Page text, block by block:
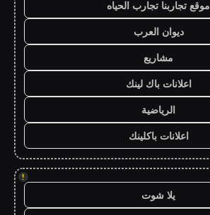
موقع تجاربنا تجارب الحياه
ديوان العرب
مشاريع
اعلانات باك لينك
الرياضية
اعلانات باكلينك
!
يلا شوت